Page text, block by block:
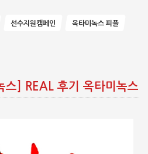
선수지원캠페인 옥타미녹스 피플
스] REAL 후기 옥타미녹스